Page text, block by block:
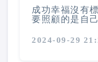
成功幸福沒有
要照顧的是自己
2024-09-29